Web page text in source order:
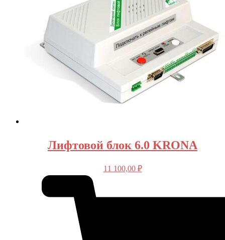
Лифтовой блок 6.0 KRONA
11 100,00 ₽